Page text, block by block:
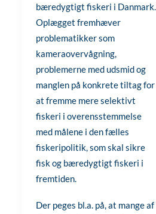
bæredygtigt fiskeri i Danmark.
Oplægget fremhæver
problematikker som
kameraovervågning,
problemerne med udsmid og
manglen på konkrete tiltag for
at fremme mere selektivt
fiskeri i overensstemmelse
med målene i den fælles
fiskeripolitik, som skal sikre
fisk og bæredygtigt fiskeri i
fremtiden.
Der peges bl.a. på, at mange af